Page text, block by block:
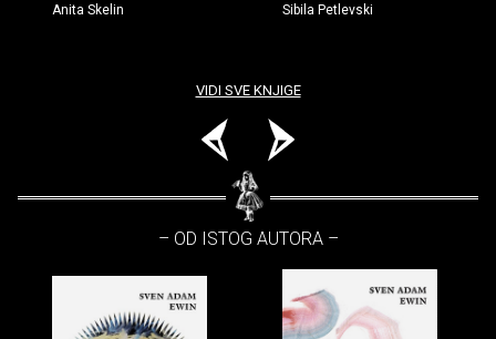
Anita Skelin Sibila Petlevski
VIDI SVE KNJIGE
– OD ISTOG AUTORA –